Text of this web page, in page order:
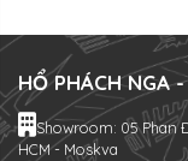
HỔ PHÁCH NGA
Showroom: 05 Phan
HCM - Moskva